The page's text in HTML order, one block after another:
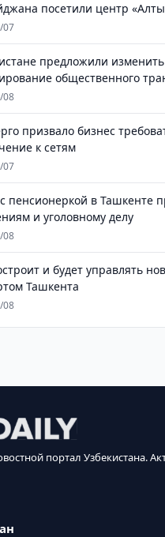
посетили центр
07
предложили изменить
общественного
08
призвало бизнес
к сетям
07
пенсионеркой в Ташкенте
и уголовному делу
08
и будет управлять
Ташкента
08
портал Узбекистана.